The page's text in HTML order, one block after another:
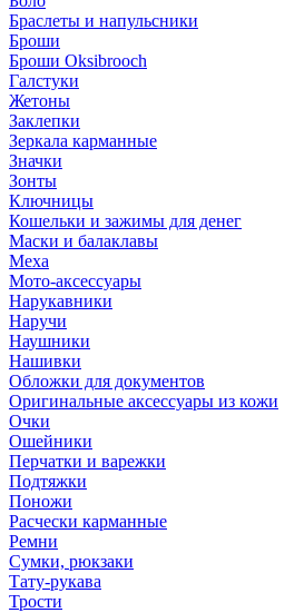
Браслеты и напульсники
Броши
Броши Oksibrooch
Галстуки
Жетоны
Заклепки
Зеркала карманные
Значки
Зонты
Ключницы
Кошельки и зажимы для денег
Маски и балаклавы
Меха
Мото-аксессуары
Нарукавники
Наручи
Наушники
Нашивки
Обложки для документов
Оригинальные аксессуары из кожи
Очки
Ошейники
Перчатки и варежки
Подтяжки
Поножи
Расчески карманные
Ремни
Сумки, рюкзаки
Тату-рукава
Трости